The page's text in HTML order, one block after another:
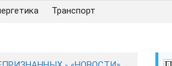
Транспорт